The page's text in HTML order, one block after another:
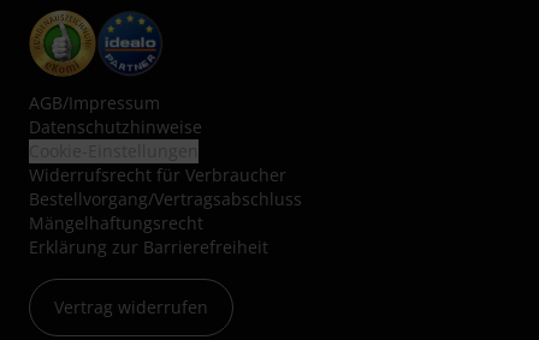
AGB/Impressum
Datenschutzhinweise
Widerrufsrecht für Verbraucher
Bestellvorgang/Vertragsabschluss
Mängelhaftungsrecht
Erklärung zur Barrierefreiheit
Vertrag widerrufen